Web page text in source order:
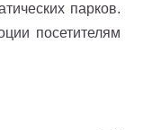
парков.
посетителям